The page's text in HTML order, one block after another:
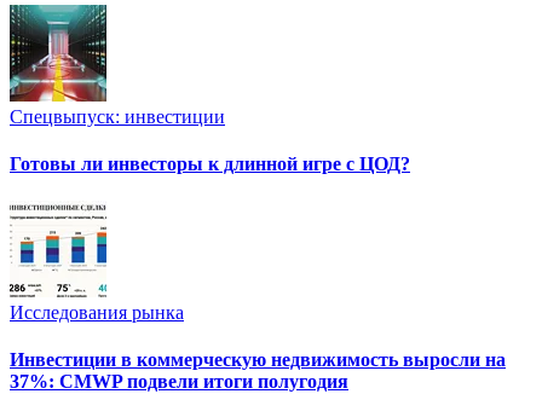
Спецвыпуск: инвестиции
Готовы ли инвесторы к длинной игре с ЦОД?
Исследования рынка
Инвестиции в коммерческую недвижимость выросли на
37%: CMWP подвели итоги полугодия